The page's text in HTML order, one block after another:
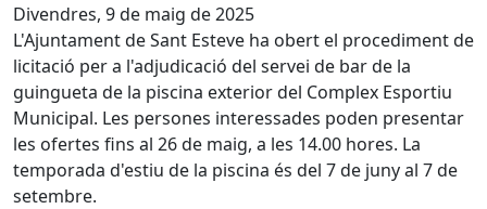
Divendres, 9 de maig de 2025
L'Ajuntament de Sant Esteve ha obert el procediment de
licitació per a l'adjudicació del servei de bar de la
guingueta de la piscina exterior del Complex Esportiu
Municipal. Les persones interessades poden presentar
les ofertes fins al 26 de maig, a les 14.00 hores. La
temporada d'estiu de la piscina és del 7 de juny al 7 de
setembre.